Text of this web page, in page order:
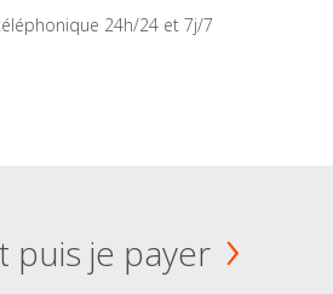
24h/24 et 7j/7
puis je payer